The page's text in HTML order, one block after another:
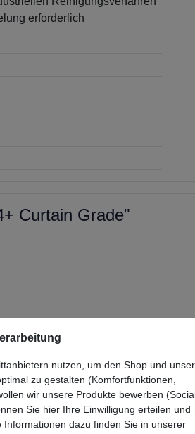
erforderlich
Curtain Grade"
nutzen, um den Shop und
zu gestalten (Komfortfunktionen,
wir unsere Produkte bewerben
Sie hier Ihre Einwilligung erteilen und
dazu finden Sie in unserer